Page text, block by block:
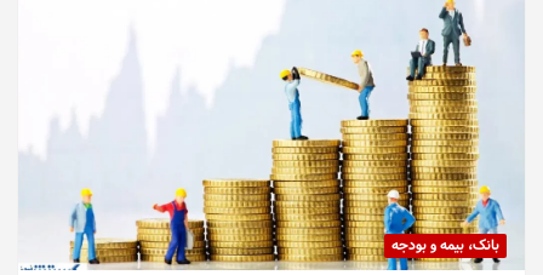
بانک، بیمه و بودجه